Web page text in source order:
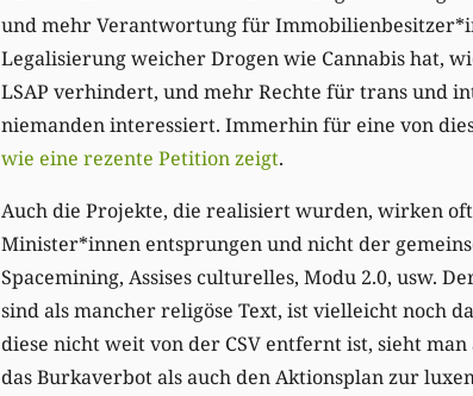
und mehr Verantwortung für
Legalisierung weicher Drogen wie Cannabis hat,
LSAP verhindert, und mehr Rechte für trans und
niemanden interessiert. Immerhin für eine von
wie eine rezente Petition zeigt.
Auch die Projekte, die realisiert wurden, wirken
Minister*innen entsprungen und nicht der
Spacemining, Assises culturelles, Modu 2.0, usw.
sind als mancher religöse Text, ist vielleicht noch
diese nicht weit von der CSV entfernt ist, sieht
das Burkaverbot als auch den Aktionsplan zur